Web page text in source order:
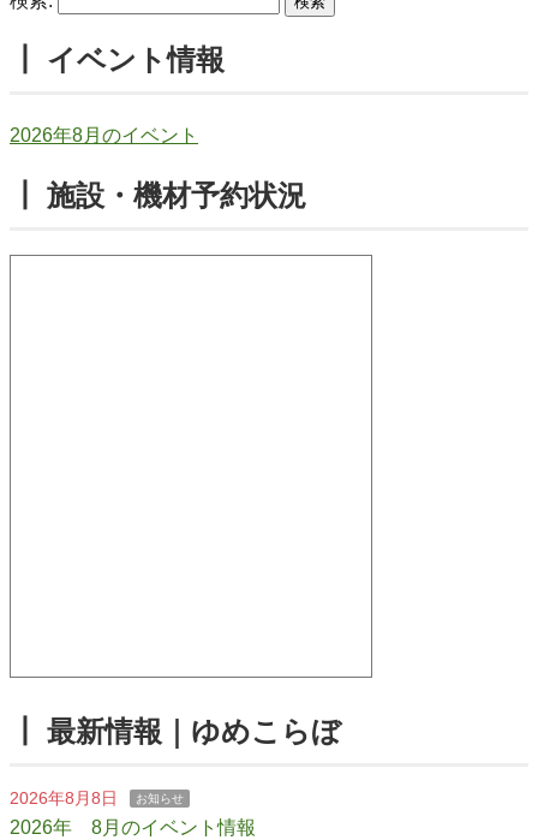
┃ イベント情報
2026年8月のイベント
┃ 施設・機材予約状況
┃ 最新情報｜ゆめこらぼ
2026年8月8日 お知らせ
2026年 8月のイベント情報